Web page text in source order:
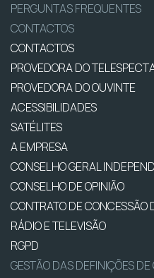
PERGUNTAS FREQUENTES
CONTACTOS
CONTACTOS
PROVEDORA DO
PROVEDORA DO OUVINTE
ACESSIBILIDADES
SATÉLITES
A EMPRESA
CONSELHO GERAL
CONSELHO DE OPINIÃO
CONTRATO DE CONCESSÃO
RÁDIO E TELEVISÃO
RGPD
GESTÃO DAS DEFINIÇÕES DE